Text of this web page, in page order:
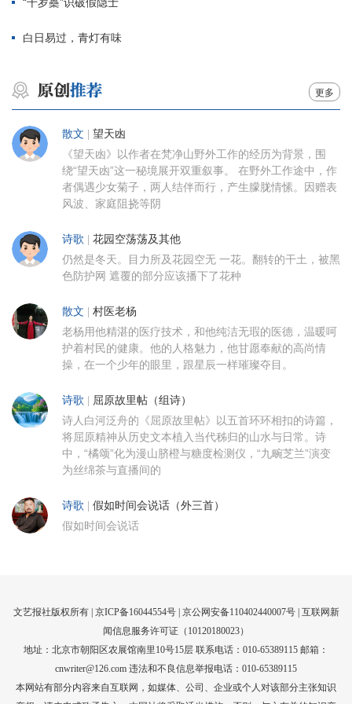
白日易过，青灯有味
更多
散文 望天凼
《望天凼》以作者在梵净山野外工作的经历为背景，围
绕“望天凼”这一秘境展开双重叙事。 在野外工作途中，作
者偶遇少女菊子，两人结伴而行，产生朦胧情愫。因赠表
风波、家庭阻挠等阴
诗歌 花园空荡荡及其他
仍然是冬天。目力所及花园空无 一花。翻转的干土，被黑
色防护网 遮覆的部分应该播下了花种
散文 村医老杨
老杨用他精湛的医疗技术，和他纯洁无瑕的医德，温暖呵
护着村民的健康。他的人格魅力，他甘愿奉献的高尚情
操，在一个少年的眼里，跟星辰一样璀璨夺目。
诗歌 屈原故里帖（组诗）
诗人白河泛舟的《屈原故里帖》以五首环环相扣的诗篇，
将屈原精神从历史文本植入当代秭归的山水与日常。诗
中，“橘颂”化为漫山脐橙与糖度检测仪，“九畹芝兰”演变
为丝绵茶与直播间的
诗歌 假如时间会说话（外三首）
假如时间会说话
文艺报社版权所有 | 京ICP备16044554号| 京公网安备110402440007号 | 互联网新
闻信息服务许可证（10120180023）
地址：北京市朝阳区农展馆南里10号15层 联系电话：010-65389115 邮箱：
cnwriter@126.com 违法和不良信息举报电话：010-65389115
本网站有部分内容来自互联网，如媒体、公司、企业或个人对该部分主张知识